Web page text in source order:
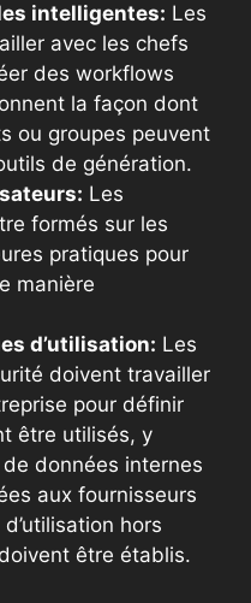
intelligentes: Les
avec les chefs
des workflows
la façon dont
ou groupes peuvent
de génération.
Les
formés sur les
pratiques pour
manière
d’utilisation: Les
doivent travailler
pour définir
être utilisés, y
données internes
aux fournisseurs
hors
être établis.